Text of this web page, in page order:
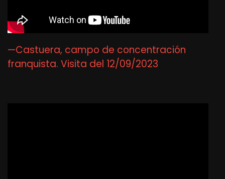
—Castuera, campo de concentración
franquista. Visita del 12/09/2023